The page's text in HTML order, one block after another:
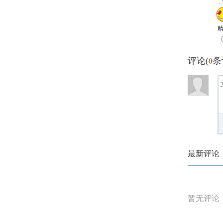
评论(0
最新评论
暂无评论